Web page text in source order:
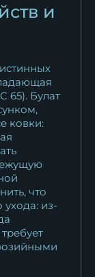
и
65). Булат
ковки:
что
ухода: из-